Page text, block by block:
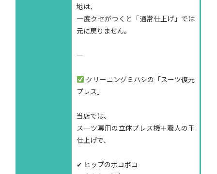
地は、
一度クセがつくと「通常仕上げ」では
元に戻りません。
—
クリーニングミハシの「スーツ復元
プレス」
当店では、
スーツ専用の立体プレス機＋職人の手
仕上げで、
✔ ヒップのボコボコ